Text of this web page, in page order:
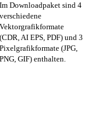
Im Downloadpaket sind 4
verschiedene
Vektorgrafikformate
(CDR, AI EPS, PDF) und 3
Pixelgrafikformate (JPG,
PNG, GIF) enthalten.